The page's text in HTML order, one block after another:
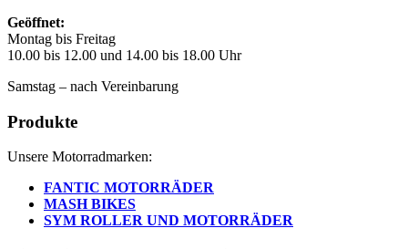
Geöffnet:
Montag bis Freitag
10.00 bis 12.00 und 14.00 bis 18.00 Uhr
Samstag – nach Vereinbarung
Produkte
Unsere Motorradmarken:
FANTIC MOTORRÄDER
MASH BIKES
SYM ROLLER UND MOTORRÄDER